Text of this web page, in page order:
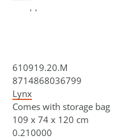
610919.20.M
8714868036799
Lynx
Comes with storage bag
109 x 74 x 120 cm
0.210000